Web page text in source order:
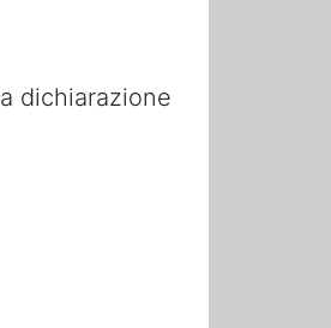
dichiarazione